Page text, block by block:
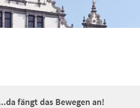
fängt das Bewegen an!